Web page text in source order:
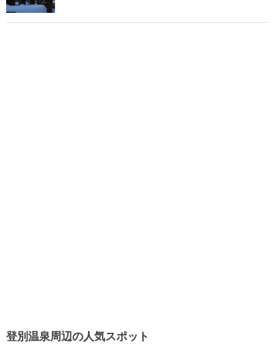
登別温泉周辺の人気スポット